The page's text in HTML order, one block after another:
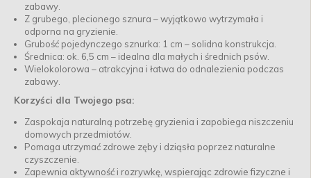
zabawy.
Z grubego, plecionego sznura – wyjątkowo wytrzymała i
odporna na gryzienie.
Grubość pojedynczego sznurka: 1 cm – solidna konstrukcja.
Średnica: ok. 6,5 cm – idealna dla małych i średnich psów.
Wielokolorowa – atrakcyjna i łatwa do odnalezienia podczas
zabawy.
Korzyści dla Twojego psa:
Zaspokaja naturalną potrzebę gryzienia i zapobiega niszczeniu
domowych przedmiotów.
Pomaga utrzymać zdrowe zęby i dziąsła poprzez naturalne
czyszczenie.
Zapewnia aktywność i rozrywkę, wspierając zdrowie fizyczne i